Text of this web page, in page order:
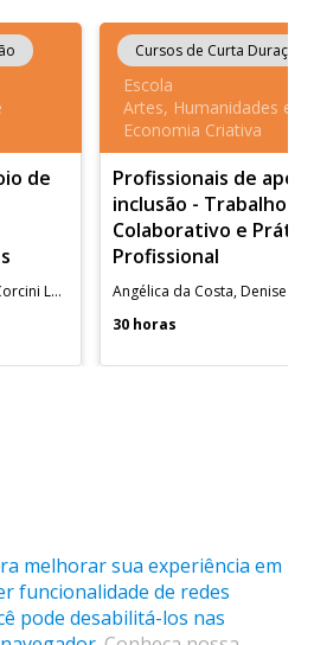
de
Angelica da Costa Maura Corcini Lopes
Cursos de Curta Duração
Escola
Artes, Humanidades e
Economia Criativa
Profissionais de
inclusão - Trabalho
Colaborativo e
Profissional
30 horas
mas algumas atividades são
melhorar sua experiência em
funcionalidade de redes
pode desabilitá-los nas